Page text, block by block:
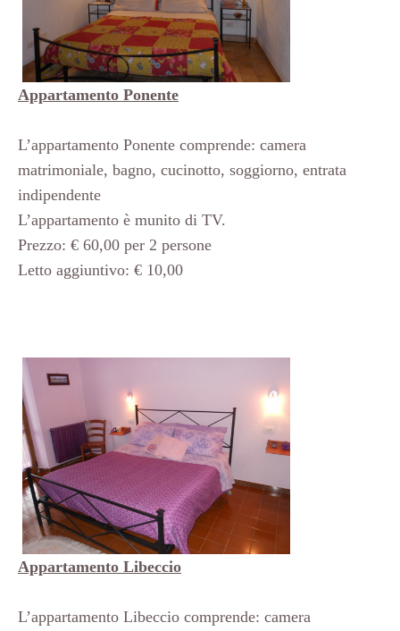
Appartamento Ponente
L’appartamento Ponente comprende: camera
matrimoniale, bagno, cucinotto, soggiorno, entrata
indipendente
L’appartamento è munito di TV.
Prezzo: € 60,00 per 2 persone
Letto aggiuntivo: € 10,00
Appartamento Libeccio
L’appartamento Libeccio comprende: camera